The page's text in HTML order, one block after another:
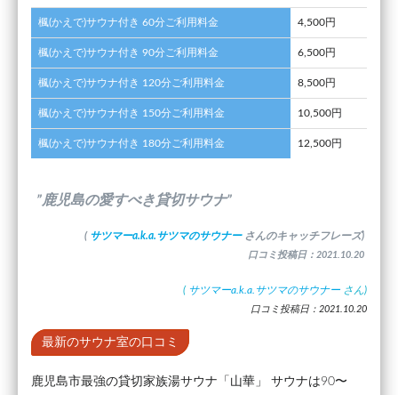
楓(かえで)サウナ付き 60分ご利用料金 4,500円
楓(かえで)サウナ付き 90分ご利用料金 6,500円
楓(かえで)サウナ付き 120分ご利用料金 8,500円
楓(かえで)サウナ付き 150分ご利用料金 10,500円
楓(かえで)サウナ付き 180分ご利用料金 12,500円
”鹿児島の愛すべき貸切サウナ”
( サツマーa.k.a.サツマのサウナー さんのキャッチフレーズ)
口コミ投稿日：2021.10.20
( サツマーa.k.a.サツマのサウナー さん)
口コミ投稿日：2021.10.20
最新のサウナ室の口コミ
鹿児島市最強の貸切家族湯サウナ「山華」 サウナは90〜